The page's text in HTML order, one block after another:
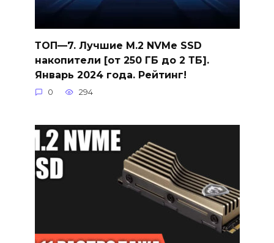
ТОП—7. Лучшие M.2 NVMe SSD
накопители [от 250 ГБ до 2 ТБ].
Январь 2024 года. Рейтинг!
0 294